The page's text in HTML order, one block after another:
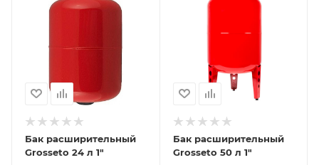
Бак расширительный
Grosseto 24 л 1"
Бак расширительный
Grosseto 50 л 1"